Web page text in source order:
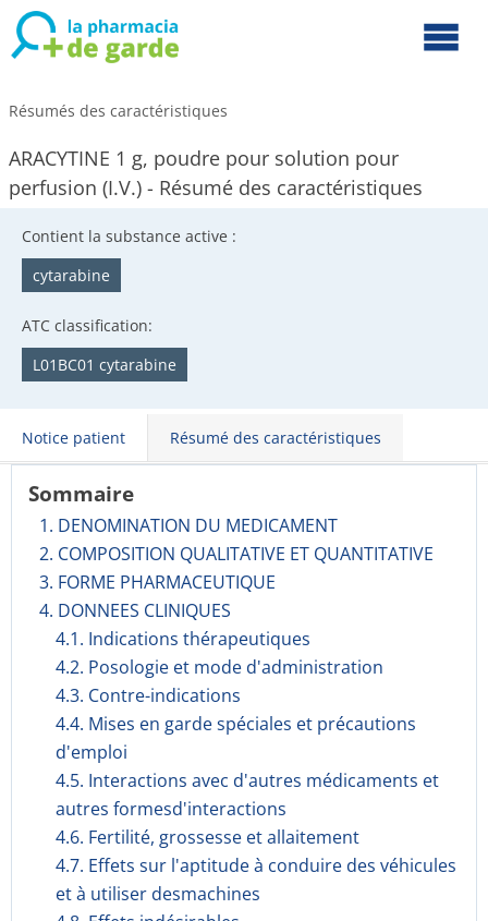
Résumés des caractéristiques
ARACYTINE 1 g, poudre pour solution pour
perfusion (I.V.) - Résumé des caractéristiques
Contient la substance active :
cytarabine
ATC classification:
L01BC01 cytarabine
Notice patient Résumé des caractéristiques
Sommaire
1. DENOMINATION DU MEDICAMENT
2. COMPOSITION QUALITATIVE ET QUANTITATIVE
3. FORME PHARMACEUTIQUE
4. DONNEES CLINIQUES
4.1. Indications thérapeutiques
4.2. Posologie et mode d'administration
4.3. Contre-indications
4.4. Mises en garde spéciales et précautions
d'emploi
4.5. Interactions avec d'autres médicaments et
autres formesd'interactions
4.6. Fertilité, grossesse et allaitement
4.7. Effets sur l'aptitude à conduire des véhicules
et à utiliser desmachines